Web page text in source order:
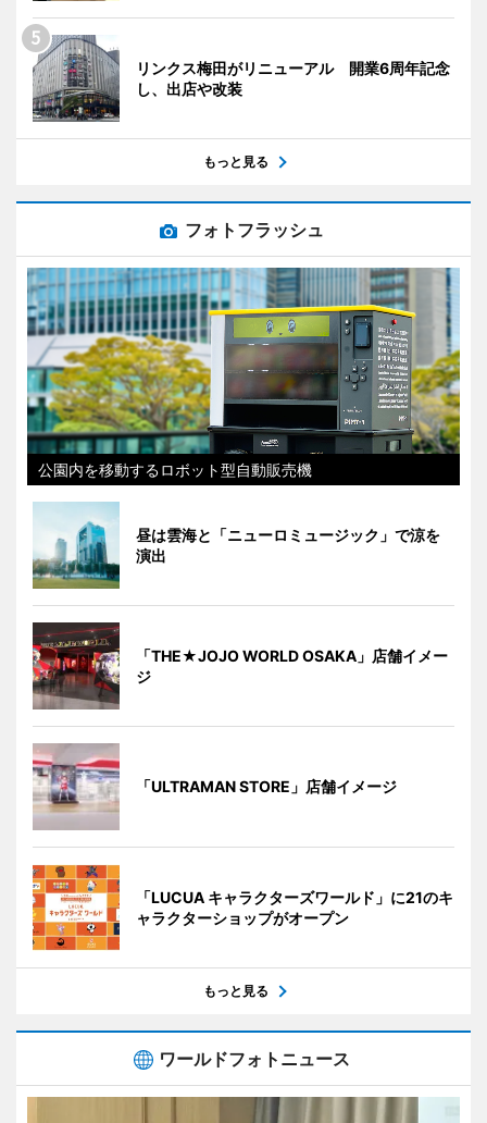
リンクス梅田がリニューアル 開業6周年記念
し、出店や改装
もっと見る
フォトフラッシュ
公園内を移動するロボット型自動販売機
昼は雲海と「ニューロミュージック」で涼を
演出
「THE★JOJO WORLD OSAKA」店舗イメー
ジ
「ULTRAMAN STORE」店舗イメージ
「LUCUA キャラクターズワールド」に21のキ
ャラクターショップがオープン
もっと見る
ワールドフォトニュース